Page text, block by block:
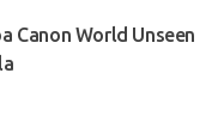
Canon World Unseen